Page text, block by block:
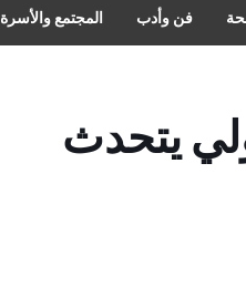
فن وأدب المجتمع والأسرة
يتحدث